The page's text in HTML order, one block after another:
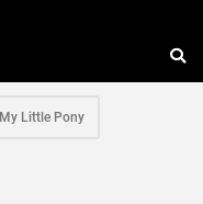
My Little Pony